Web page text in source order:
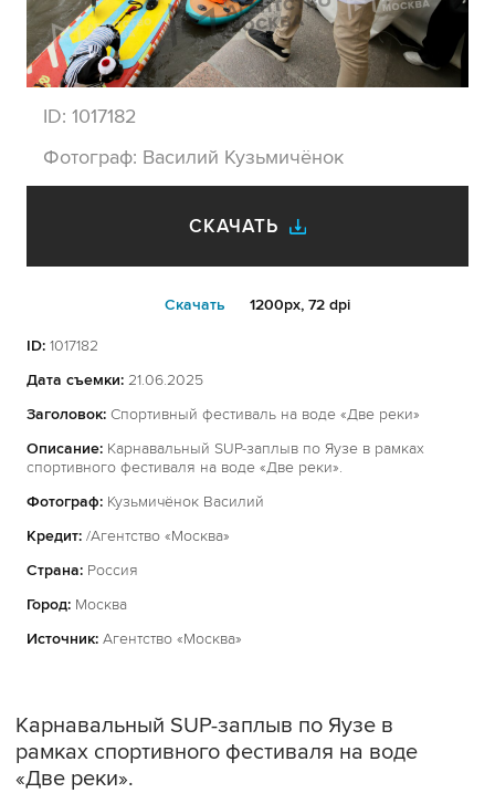
ID: 1017182
Фотограф: Василий Кузьмичёнок
СКАЧАТЬ
Cкачать 1200px, 72 dpi
ID: 1017182
Дата съемки: 21.06.2025
Заголовок: Спортивный фестиваль на воде «Две реки»
Описание: Карнавальный SUP-заплыв по Яузе в рамках
спортивного фестиваля на воде «Две реки».
Фотограф: Кузьмичёнок Василий
Кредит: /Агентство «Москва»
Страна: Россия
Город: Москва
Источник: Агентство «Москва»
Карнавальный SUP-заплыв по Яузе в
рамках спортивного фестиваля на воде
«Две реки».